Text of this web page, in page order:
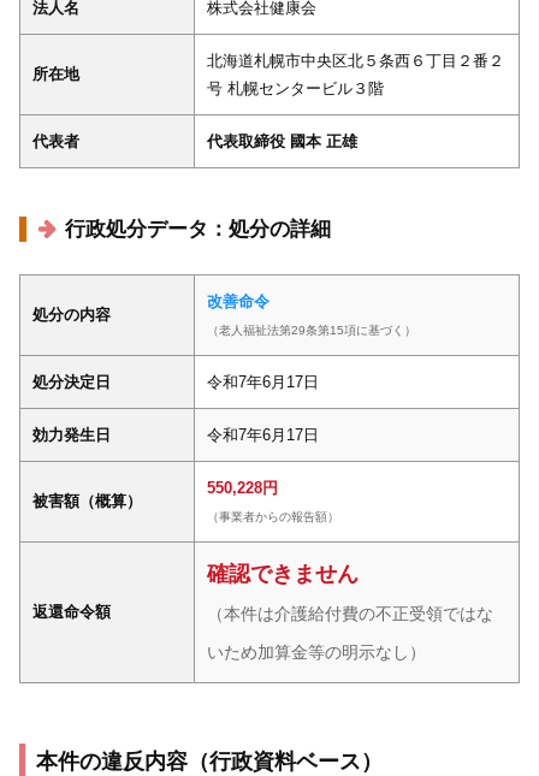
法人名 株式会社健康会
所在地
北海道札幌市中央区北５条西６丁目２番２
号 札幌センタービル３階
代表者 代表取締役 國本 正雄
行政処分データ：処分の詳細
処分の内容
改善命令
（老人福祉法第29条第15項に基づく）
処分決定日 令和7年6月17日
効力発生日 令和7年6月17日
被害額（概算）
550,228円
（事業者からの報告額）
返還命令額
確認できません
（本件は介護給付費の不正受領ではな
いため加算金等の明示なし）
本件の違反内容（行政資料ベース）